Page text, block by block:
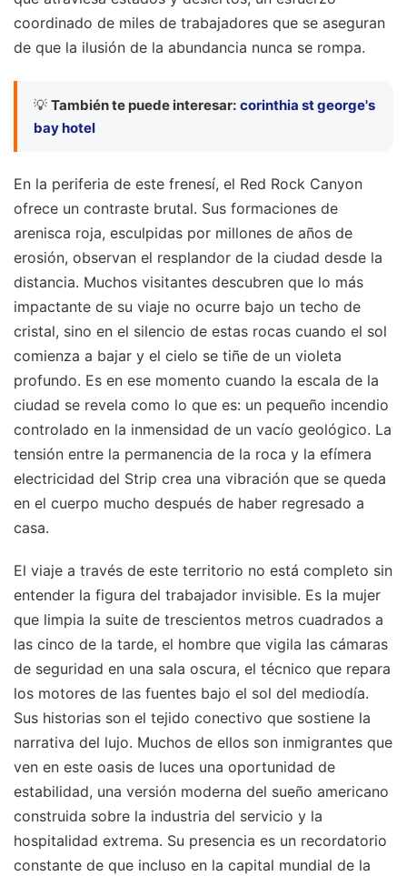
coordinado de miles de trabajadores que se aseguran
de que la ilusión de la abundancia nunca se rompa.
💡 También te puede interesar: corinthia st george's
bay hotel
En la periferia de este frenesí, el Red Rock Canyon
ofrece un contraste brutal. Sus formaciones de
arenisca roja, esculpidas por millones de años de
erosión, observan el resplandor de la ciudad desde la
distancia. Muchos visitantes descubren que lo más
impactante de su viaje no ocurre bajo un techo de
cristal, sino en el silencio de estas rocas cuando el sol
comienza a bajar y el cielo se tiñe de un violeta
profundo. Es en ese momento cuando la escala de la
ciudad se revela como lo que es: un pequeño incendio
controlado en la inmensidad de un vacío geológico. La
tensión entre la permanencia de la roca y la efímera
electricidad del Strip crea una vibración que se queda
en el cuerpo mucho después de haber regresado a
casa.
El viaje a través de este territorio no está completo sin
entender la figura del trabajador invisible. Es la mujer
que limpia la suite de trescientos metros cuadrados a
las cinco de la tarde, el hombre que vigila las cámaras
de seguridad en una sala oscura, el técnico que repara
los motores de las fuentes bajo el sol del mediodía.
Sus historias son el tejido conectivo que sostiene la
narrativa del lujo. Muchos de ellos son inmigrantes que
ven en este oasis de luces una oportunidad de
estabilidad, una versión moderna del sueño americano
construida sobre la industria del servicio y la
hospitalidad extrema. Su presencia es un recordatorio
constante de que incluso en la capital mundial de la